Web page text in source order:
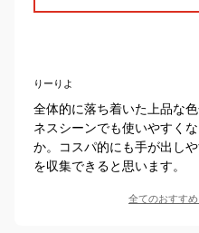
りーりよ
全体的に落ち着いた上品な
ネスシーンでも使いやすく
か。コスパ的にも手が出し
を収集できると思います。
全てのおすすめ